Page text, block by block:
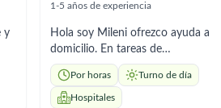
y
1-5 años de experiencia
Hola soy Mileni ofrezco ayuda a
domicilio. En tareas de
acompañamiento , soy responsable
y preferiblemente el horario seria
mañanas Gracias 🙂
Por horas Turno de día
Hospitales